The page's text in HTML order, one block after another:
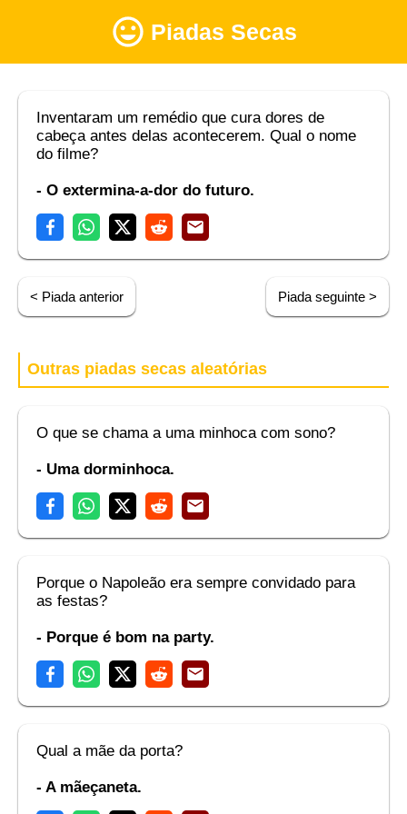
Piadas Secas
Inventaram um remédio que cura dores de
cabeça antes delas acontecerem. Qual o nome
do filme?
- O extermina-a-dor do futuro.
< Piada anterior Piada seguinte >
Outras piadas secas aleatórias
O que se chama a uma minhoca com sono?
- Uma dorminhoca.
Porque o Napoleão era sempre convidado para
as festas?
- Porque é bom na party.
Qual a mãe da porta?
- A mãeçaneta.